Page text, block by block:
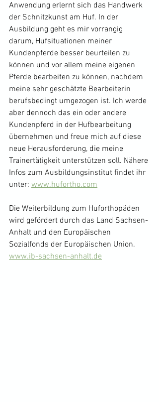
Anwendung erlernt sich das Handwerk
der Schnitzkunst am Huf. In der
Ausbildung geht es mir vorrangig
darum, Hufsituationen meiner
Kundenpferde besser beurteilen zu
können und vor allem meine eigenen
Pferde bearbeiten zu können, nachdem
meine sehr geschätzte Bearbeiterin
berufsbedingt umgezogen ist. Ich werde
aber dennoch das ein oder andere
Kundenpferd in der Hufbearbeitung
übernehmen und freue mich auf diese
neue Herausforderung, die meine
Trainertätigkeit unterstützen soll. Nähere
Infos zum Ausbildungsinstitut findet ihr
unter: www.hufortho.com
Die Weiterbildung zum Huforthopäden
wird gefördert durch das Land Sachsen-
Anhalt und den Europäischen
Sozialfonds der Europäischen Union.
www.ib-sachsen-anhalt.de